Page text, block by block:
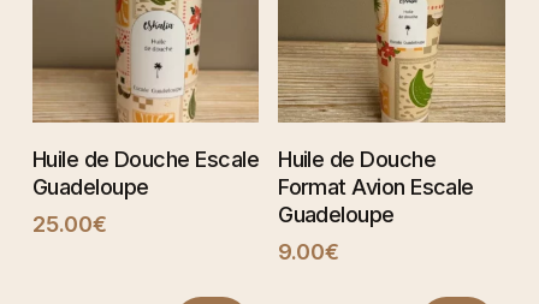
AJOUTER AU
Huile de Douche Escale
Guadeloupe
25.00€
AJOUTER AU
PANIER
Huile de Douche
Format Avion Escale
Guadeloupe
9.00€